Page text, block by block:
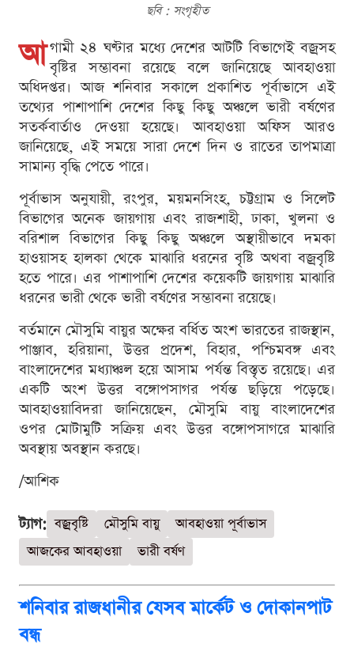
ছবি : সংগৃহীত
আ গামী ২৪ ঘণ্টার মধ্যে দেশের আটটি বিভাগেই বজ্রসহ
বৃষ্টির সম্ভাবনা রয়েছে বলে জানিয়েছে আবহাওয়া
অধিদপ্তর। আজ শনিবার সকালে প্রকাশিত পূর্বাভাসে এই
তথ্যের পাশাপাশি দেশের কিছু কিছু অঞ্চলে ভারী বর্ষণের
সতর্কবার্তাও দেওয়া হয়েছে। আবহাওয়া অফিস আরও
জানিয়েছে, এই সময়ে সারা দেশে দিন ও রাতের তাপমাত্রা
সামান্য বৃদ্ধি পেতে পারে।
পূর্বাভাস অনুযায়ী, রংপুর, ময়মনসিংহ, চট্টগ্রাম ও সিলেট
বিভাগের অনেক জায়গায় এবং রাজশাহী, ঢাকা, খুলনা ও
বরিশাল বিভাগের কিছু কিছু অঞ্চলে অস্থায়ীভাবে দমকা
হাওয়াসহ হালকা থেকে মাঝারি ধরনের বৃষ্টি অথবা বজ্রবৃষ্টি
হতে পারে। এর পাশাপাশি দেশের কয়েকটি জায়গায় মাঝারি
ধরনের ভারী থেকে ভারী বর্ষণের সম্ভাবনা রয়েছে।
বর্তমানে মৌসুমি বায়ুর অক্ষের বর্ধিত অংশ ভারতের রাজস্থান,
পাঞ্জাব, হরিয়ানা, উত্তর প্রদেশ, বিহার, পশ্চিমবঙ্গ এবং
বাংলাদেশের মধ্যাঞ্চল হয়ে আসাম পর্যন্ত বিস্তৃত রয়েছে। এর
একটি অংশ উত্তর বঙ্গোপসাগর পর্যন্ত ছড়িয়ে পড়েছে।
আবহাওয়াবিদরা জানিয়েছেন, মৌসুমি বায়ু বাংলাদেশের
ওপর মোটামুটি সক্রিয় এবং উত্তর বঙ্গোপসাগরে মাঝারি
অবস্থায় অবস্থান করছে।
/আশিক
ট্যাগ: বজ্রবৃষ্টি মৌসুমি বায়ু
আবহাওয়া পূর্বাভাস
আজকের আবহাওয়া
ভারী বর্ষণ
শনিবার রাজধানীর যেসব মার্কেট ও দোকানপাট
বন্ধ